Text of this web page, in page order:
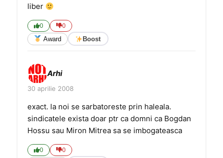
liber
0 0
Award Boost
Arhi
30 aprilie 2008
exact. la noi se sarbatoreste prin haleala.
sindicatele exista doar ptr ca domni ca Bogdan
Hossu sau Miron Mitrea sa se imbogateasca
0 0